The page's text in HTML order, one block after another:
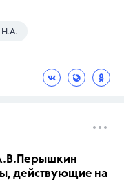
Н.А.
действующие на